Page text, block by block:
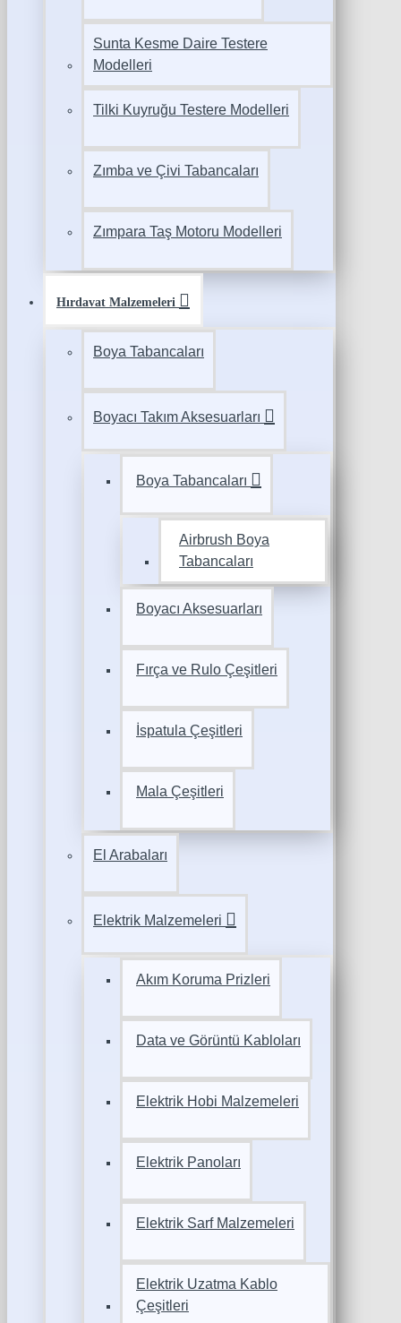
Sunta Kesme Daire Testere
Modelleri
Tilki Kuyruğu Testere Modelleri
Zımba ve Çivi Tabancaları
Zımpara Taş Motoru Modelleri
Hırdavat Malzemeleri
Boya Tabancaları
Boyacı Takım Aksesuarları
Boya Tabancaları
Airbrush Boya
Tabancaları
Boyacı Aksesuarları
Fırça ve Rulo Çeşitleri
İspatula Çeşitleri
Mala Çeşitleri
El Arabaları
Elektrik Malzemeleri
Akım Koruma Prizleri
Data ve Görüntü Kabloları
Elektrik Hobi Malzemeleri
Elektrik Panoları
Elektrik Sarf Malzemeleri
Elektrik Uzatma Kablo
Çeşitleri